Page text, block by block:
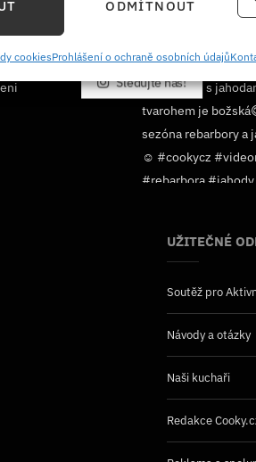
základě automaticky přenášených informací.
údajů o zeměpisné poloze,
informací.
předcházení a zjišťování podvodů a
Poskytování a zobrazování reklamy a
voleb ochrany osobních údajů.
ODMÍTNOUT
cookiesProhlášení o ochraně osobních údajů
Sledujte nás!
UŽITEČNÉ
Soutěž pro
Návody a otázky
Naši kuchaři
Redakce